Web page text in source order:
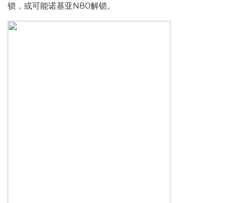
锁，或可能诺基亚N80解锁。